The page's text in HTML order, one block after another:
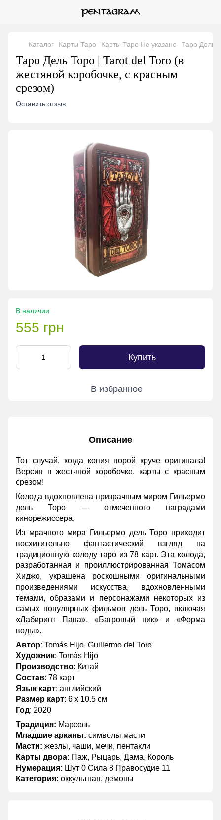
Каталог Карты Таро Карты Таро Не указано Таро Дель
Таро Дель Торо | Tarot del Toro (в
жестяной коробочке, с красным
срезом)
Оставить отзыв
В наличии
555 грн
Купить
В избранное
Описание
Тот случай, когда копия порой круче оригинала!
Версия в жестяной коробочке, карты с красным
срезом!
Колода вдохновлена призрачным миром Гильермо
дель Торо — отмеченного наградами
кинорежиссера.
Из мрачного мира Гильермо дель Торо приходит
восхитительно фантастический взгляд на
традиционную колоду таро из 78 карт. Эта колода,
разработанная и проиллюстрированная Томасом
Хиджо, украшена роскошными оригинальными
произведениями искусства, вдохновленными
темами, образами и персонажами некоторых из
самых популярных фильмов дель Торо, включая
«Лабиринт Пана», «Багровый пик» и «Форма
воды».
Автор: Tomás Hijo, Guillermo del Toro
Художник: Tomás Hijo
Производство: Китай
Состав: 78 карт
Язык карт: английский
Размер карт: 6 х 10.5 см
Год: 2020
Традиция: Марсель
Младшие арканы: символы масти
Масти: жезлы, чаши, мечи, пентакли
Карты двора: Паж, Рыцарь, Дама, Король
Нумерация: Шут 0 Сила 8 Правосудие 11
Категория: оккультная, демоны